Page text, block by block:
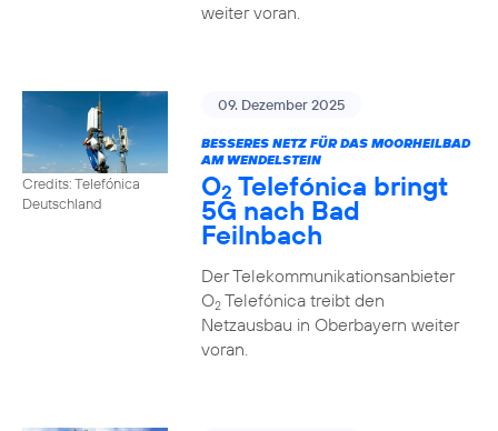
weiter voran.
Credits: Telefónica
Deutschland
09. Dezember 2025
BESSERES NETZ FÜR DAS MOORHEILBAD
AM WENDELSTEIN
O2 Telefónica bringt
5G nach Bad
Feilnbach
Der Telekommunikationsanbieter
O2Telefónica treibt den
Netzausbau in Oberbayern weiter
voran.